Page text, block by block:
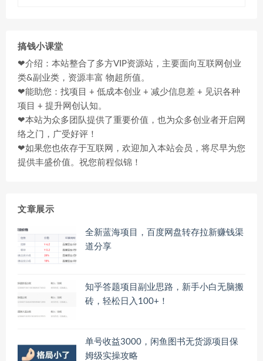
搞钱小课堂
❤介绍：本站整合了多方VIP资源站，主要面向互联网创业
类&副业类，资源丰富 物超所值。
❤能助您：找项目 + 低成本创业 + 减少信息差 + 见识各种
项目 + 提升网创认知。
❤本站为众多团队提供了重要价值，也为众多创业者开启网
络之门，广受好评！
❤如果您也依存于互联网，欢迎加入本站会员，将尽早为您
提供丰盛价值。祝您前程似锦！
文章展示
全新蓝海项目，百度网盘转存拉新赚钱渠
道分享
知乎答题项目副业思路，新手小白无脑搬
砖，轻松日入100+！
单号收益3000，闲鱼图书无货源项目保
姆级实操攻略